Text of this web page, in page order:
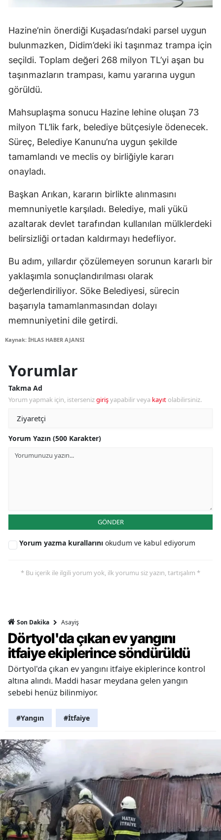
Hazine’nin önerdiği Kuşadası’ndaki parsel uygun
bulunmazken, Didim’deki iki taşınmaz trampa için
seçildi. Toplam değeri 268 milyon TL’yi aşan bu
taşınmazların trampası, kamu yararına uygun
görüldü.
Mahsuplaşma sonucu Hazine lehine oluşan 73
milyon TL’lik fark, belediye bütçesiyle ödenecek.
Süreç, Belediye Kanunu’na uygun şekilde
tamamlandı ve meclis oy birliğiyle kararı
onayladı.
Başkan Arıkan, kararın birlikte alınmasını
memnuniyetle karşıladı. Belediye, mali yükü
azaltarak devlet tarafından kullanılan mülklerdeki
belirsizliği ortadan kaldırmayı hedefliyor.
Bu adım, yıllardır çözülemeyen sorunun kararlı bir
yaklaşımla sonuçlandırılması olarak
değerlendiriliyor. Söke Belediyesi, sürecin
başarıyla tamamlanmasından dolayı
memnuniyetini dile getirdi.
Kaynak: İHLAS HABER AJANSI
Yorumlar
Takma Ad
Yorum yapmak için, istersenizgirişyapabilir veya kayıt olabilirsiniz.
Yorum Yazın (500 Karakter)
GÖNDER
Yorum yazma kurallarını okudum ve kabul ediyorum
* Bu içerik ile ilgili yorum yok, ilk yorumu siz yazın, tartışalım *
Son Dakika Asayiş
Dörtyol'da çıkan ev yangını
itfaiye ekiplerince söndürüldü
Dörtyol'da çıkan ev yangını itfaiye ekiplerince kontrol
altına alındı. Maddi hasar meydana gelen yangın
sebebi henüz bilinmiyor.
#Yangın #İtfaiye